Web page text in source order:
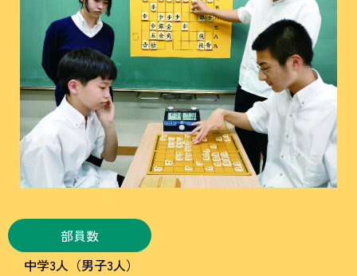
部員数
中学3人（男子3人）